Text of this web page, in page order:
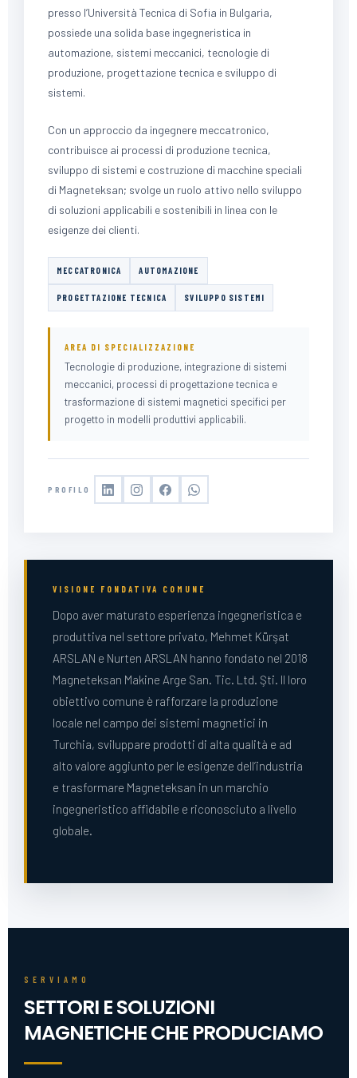
presso l’Università Tecnica di Sofia in Bulgaria,
possiede una solida base ingegneristica in
automazione, sistemi meccanici, tecnologie di
produzione, progettazione tecnica e sviluppo di
sistemi.
Con un approccio da ingegnere meccatronico,
contribuisce ai processi di produzione tecnica,
sviluppo di sistemi e costruzione di macchine speciali
di Magneteksan; svolge un ruolo attivo nello sviluppo
di soluzioni applicabili e sostenibili in linea con le
esigenze dei clienti.
MECCATRONICA AUTOMAZIONE
PROGETTAZIONE TECNICA SVILUPPO SISTEMI
AREA DI SPECIALIZZAZIONE
Tecnologie di produzione, integrazione di sistemi
meccanici, processi di progettazione tecnica e
trasformazione di sistemi magnetici specifici per
progetto in modelli produttivi applicabili.
PROFILO
VISIONE FONDATIVA COMUNE
Dopo aver maturato esperienza ingegneristica e
produttiva nel settore privato, Mehmet Kürşat
ARSLAN e Nurten ARSLAN hanno fondato nel 2018
Magneteksan Makine Arge San. Tic. Ltd. Şti. Il loro
obiettivo comune è rafforzare la produzione
locale nel campo dei sistemi magnetici in
Turchia, sviluppare prodotti di alta qualità e ad
alto valore aggiunto per le esigenze dell’industria
e trasformare Magneteksan in un marchio
ingegneristico affidabile e riconosciuto a livello
globale.
SERVIAMO
SETTORI E SOLUZIONI
MAGNETICHE CHE PRODUCIAMO